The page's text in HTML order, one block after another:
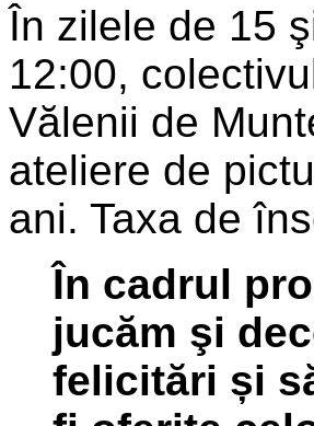
În zilele de 15
12:00,
Vălenii de
ateliere de
ani. Taxa de
În cadrul
jucăm şi
felicitări și